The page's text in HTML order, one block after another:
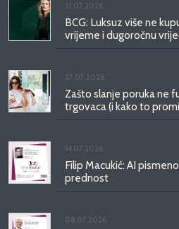
31.07.2026.
BCG: Luksuz više ne
vrijeme i dugoročnu
27.07.2026.
Zašto slanje poruka ne
trgovaca (i kako to
14.07.2026.
Filip Macukić: AI
prednost
08.07.2026.